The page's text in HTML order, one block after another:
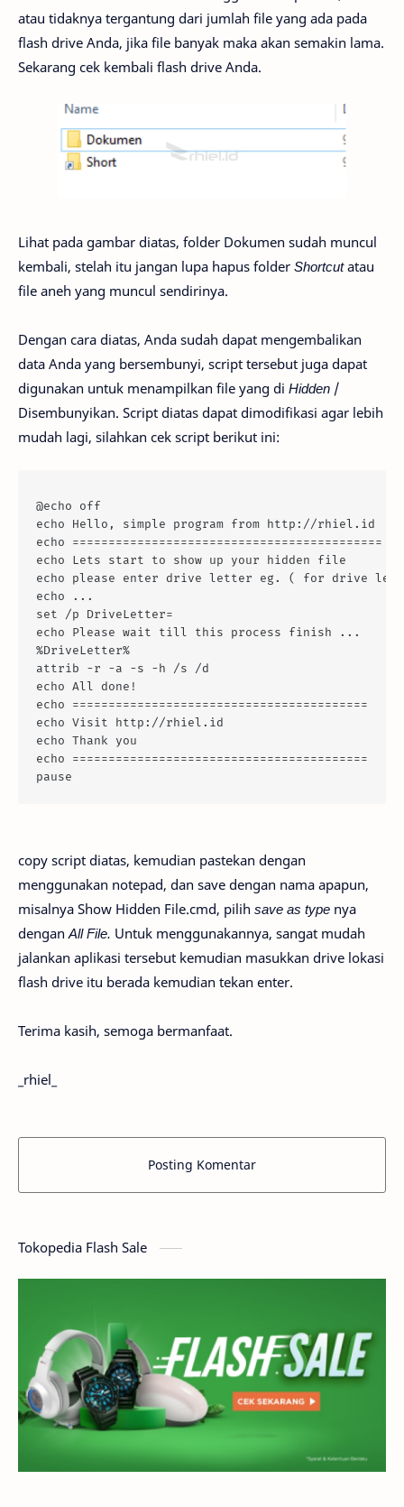
atau tidaknya tergantung dari jumlah file yang ada pada
flash drive Anda, jika file banyak maka akan semakin lama.
Sekarang cek kembali flash drive Anda.
Lihat pada gambar diatas, folder Dokumen sudah muncul
kembali, stelah itu jangan lupa hapus folder Shortcutatau
file aneh yang muncul sendirinya.
Dengan cara diatas, Anda sudah dapat mengembalikan
data Anda yang bersembunyi, script tersebut juga dapat
digunakan untuk menampilkan file yang di Hidden /
Disembunyikan. Script diatas dapat dimodifikasi agar lebih
mudah lagi, silahkan cek script berikut ini:
@echo off
echo Hello, simple program from http://rhiel.id
echo ===========================================
echo Lets start to show up your hidden file
echo please enter drive letter eg. ( for drive
echo ...
set /p DriveLetter=
echo Please wait till this process finish ...
%DriveLetter%
attrib -r -a -s -h /s /d
echo All done!
echo =========================================
echo Visit http://rhiel.id
echo Thank you
echo =========================================
pause
copy script diatas, kemudian pastekan dengan
menggunakan notepad, dan save dengan nama apapun,
misalnya Show Hidden File.cmd, pilih save as type nya
dengan All File. Untuk menggunakannya, sangat mudah
jalankan aplikasi tersebut kemudian masukkan drive lokasi
flash drive itu berada kemudian tekan enter.
Terima kasih, semoga bermanfaat.
_rhiel_
Posting Komentar
Tokopedia Flash Sale